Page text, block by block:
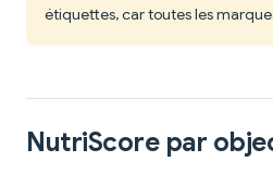
étiquettes, car toutes les
NutriScore par